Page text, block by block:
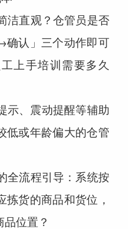
洁直观？仓管员是否
认」三个动作即可
上手培训需要多久
示、震动提醒等辅助
低或年龄偏大的仓管
全流程引导：系统按
货的商品和货位，
位置？